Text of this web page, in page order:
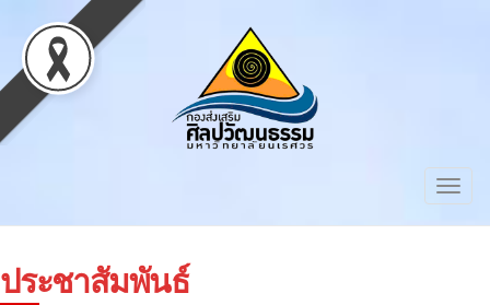
ประชาสัมพันธ์